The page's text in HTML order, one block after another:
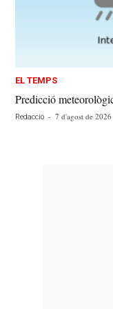
EL TEMPS
Predicció
Redacció - 7 d'agost de 2026